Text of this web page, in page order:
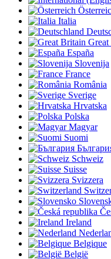
Italia
España
Slovenija
France
România
Sverige
Hrvatska
Polska
Magyar
Suomi
Schweiz
Suisse
Svizzera
Ireland
Belgique
België